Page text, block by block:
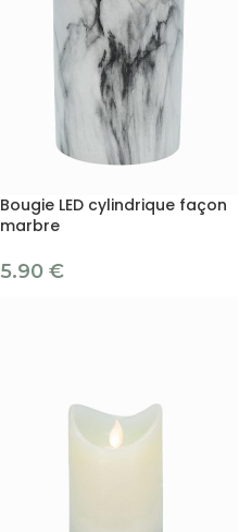
Bougie LED cylindrique façon
marbre
5.90 €